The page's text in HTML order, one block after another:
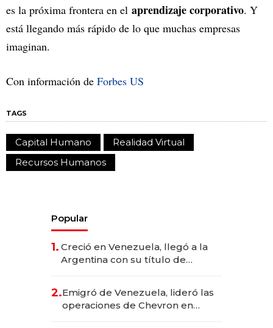
es la próxima frontera en el aprendizaje corporativo. Y
está llegando más rápido de lo que muchas empresas
imaginan.
Con información de Forbes US
TAGS
Capital Humano
Realidad Virtual
Recursos Humanos
Popular
1. Creció en Venezuela, llegó a la
Argentina con su título de
las marcas "fast premium"
2.Emigró de Venezuela, lideró las
operaciones de Chevron en